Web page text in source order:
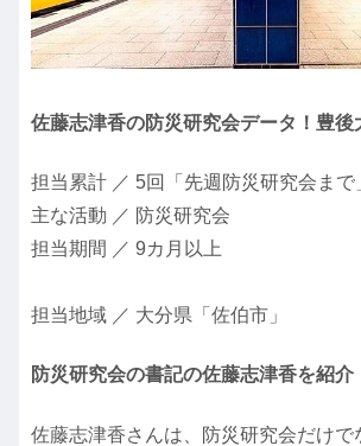
佐藤志津香の防災研究会データ！豊後
担当累計 ／ 5回「先週防災研究会まで
主な活動 ／ 防災研究会
担当期間 ／ 9カ月以上
担当地域 ／ 大分県「佐伯市」
防災研究会の書記の佐藤志津香を紹
佐藤志津香さんは、防災研究会だけで